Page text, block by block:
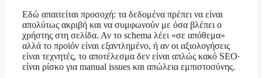
Εδώ απαιτείται προσοχή: τα δεδομένα πρέπει να είναι
απολύτως ακριβή και να συμφωνούν με όσα βλέπει ο
χρήστης στη σελίδα. Αν το schema λέει «σε απόθεμα»
αλλά το προϊόν είναι εξαντλημένο, ή αν οι αξιολογήσεις
είναι τεχνητές, το αποτέλεσμα δεν είναι απλώς κακό SEO·
είναι ρίσκο για manual issues και απώλεια εμπιστοσύνης.